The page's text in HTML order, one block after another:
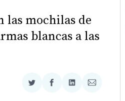
las mochilas de
blancas a las
CompartirCompartir
CompartirCompartir